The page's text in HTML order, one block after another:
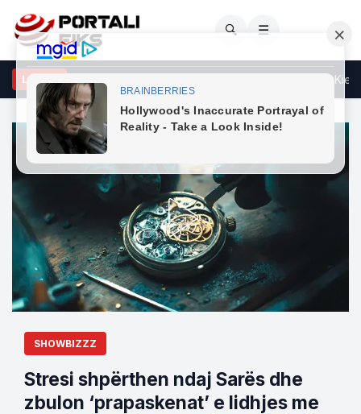
🔍 ☰
LAJME
Fëmijë midis tre të vrarëve në sulmet me raketa ruse pranë Kievit
SHOWBIZZZ
Stresi shpërthen ndaj Sarës dhe
zbulon ‘prapaskenat’ e lidhjes me